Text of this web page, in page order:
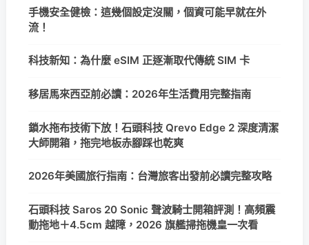
手機安全健檢：這幾個設定沒關，個資可能早就在外
流！
科技新知：為什麼 eSIM 正逐漸取代傳統 SIM 卡
移居馬來西亞前必讀：2026年生活費用完整指南
鎖水拖布技術下放！石頭科技 Qrevo Edge 2 深度清潔
大師開箱，拖完地板赤腳踩也乾爽
2026年美國旅行指南：台灣旅客出發前必讀完整攻略
石頭科技 Saros 20 Sonic 聲波騎士開箱評測！高頻震
動拖地＋4.5cm 越障，2026 旗艦掃拖機皇一次看